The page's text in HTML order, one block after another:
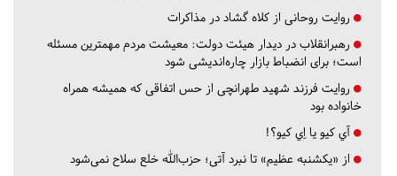
روایت روحانی از کلاه گشاد در مذاکرات
رهبرانقلاب در دیدار هیئت دولت: معیشت مردم مهمترین مسئله
است؛ برای انضباط بازار چاره‌اندیشی شود
روایت فرزند شهید طهرانچی از حس اتفاقی که همیشه همراه
خانواده بود
آي كيو يا اِي كيو؟!
از «یکشنبه عظیم» تا نبرد آتی؛ حزب‌الله خلع سلاح نمی‌شود